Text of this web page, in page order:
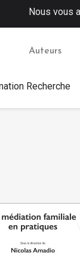
Nous vous
Auteurs
Recherche